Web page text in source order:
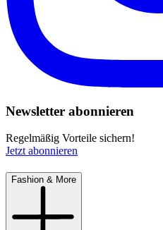
Newsletter abonnieren
Regelmäßig Vorteile sichern!
Jetzt abonnieren
Fashion & More